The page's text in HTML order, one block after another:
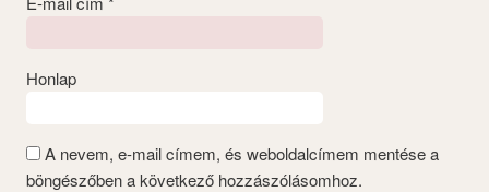
Honlap
A nevem, e-mail címem, és weboldalcímem mentése a
böngészőben a következő hozzászólásomhoz.